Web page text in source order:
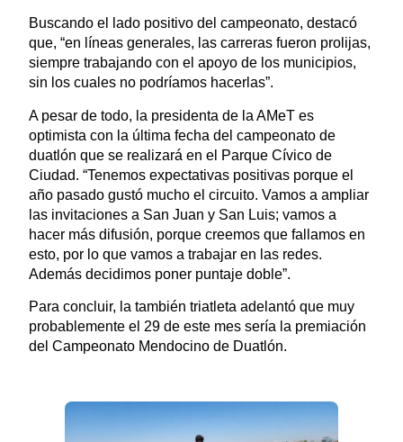
Buscando el lado positivo del campeonato, destacó
que, “en líneas generales, las carreras fueron prolijas,
siempre trabajando con el apoyo de los municipios,
sin los cuales no podríamos hacerlas”.
A pesar de todo, la presidenta de la AMeT es
optimista con la última fecha del campeonato de
duatlón que se realizará en el Parque Cívico de
Ciudad. “Tenemos expectativas positivas porque el
año pasado gustó mucho el circuito. Vamos a ampliar
las invitaciones a San Juan y San Luis; vamos a
hacer más difusión, porque creemos que fallamos en
esto, por lo que vamos a trabajar en las redes.
Además decidimos poner puntaje doble”.
Para concluir, la también triatleta adelantó que muy
probablemente el 29 de este mes sería la premiación
del Campeonato Mendocino de Duatlón.